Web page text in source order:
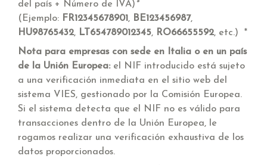
del país + Número de IVA)*
(Ejemplo: FR12345678901, BE123456987,
HU98765432, LT654789012345, RO66655592, etc.)
Nota para empresas con sede en Italia o en un país
de la Unión Europea:el NIF introducido está sujeto
a una verificación inmediata en el sitio web del
sistema VIES, gestionado por la Comisión Europea.
Si el sistema detecta que el NIF no es válido para
transacciones dentro de la Unión Europea, le
rogamos realizar una verificación exhaustiva de los
datos proporcionados.